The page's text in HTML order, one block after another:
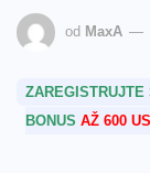
od MaxA
BONUS AŽ 600